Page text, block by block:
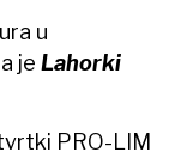
u
je Lahorki
PRO-LIM